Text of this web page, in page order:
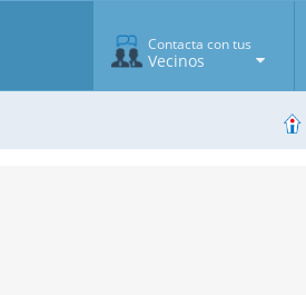
Contacta con tus
Vecinos